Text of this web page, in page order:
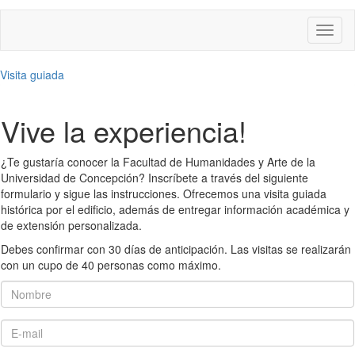
Visita guiada
Vive la experiencia!
¿Te gustaría conocer la Facultad de Humanidades y Arte de la
Universidad de Concepción? Inscríbete a través del siguiente
formulario y sigue las instrucciones. Ofrecemos una visita guiada
histórica por el edificio, además de entregar información académica y
de extensión personalizada.
Debes confirmar con 30 días de anticipación. Las visitas se realizarán
con un cupo de 40 personas como máximo.
Nombre
E-mail